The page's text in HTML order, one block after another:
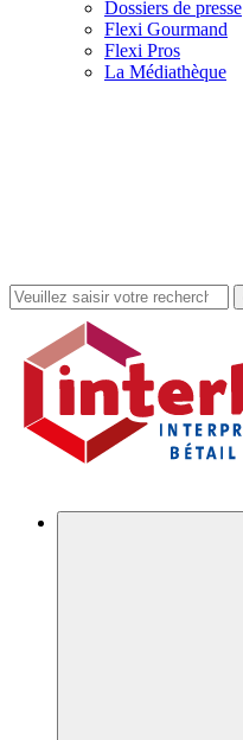
Dossiers de presse
Flexi Gourmand
Flexi Pros
La Médiathèque
Rechercher
dans
site